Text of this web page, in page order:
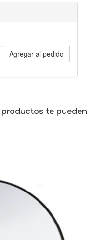
Agregar al pedido
te pueden